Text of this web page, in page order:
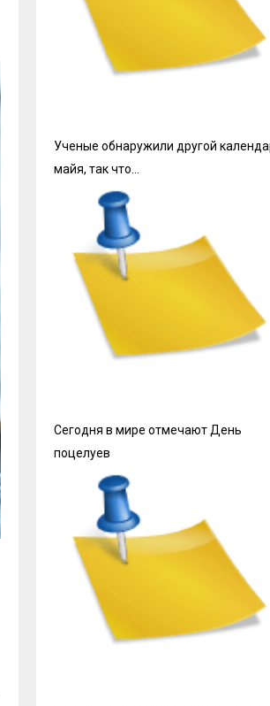
Ученые обнаружили другой
майя, так что…
Сегодня в мире отмечают День
поцелуев